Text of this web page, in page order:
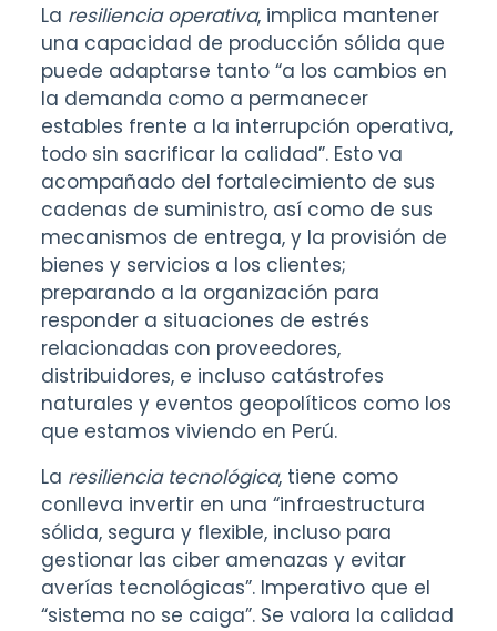
La resiliencia operativa, implica mantener
una capacidad de producción sólida que
puede adaptarse tanto “a los cambios en
la demanda como a permanecer
estables frente a la interrupción operativa,
todo sin sacrificar la calidad”. Esto va
acompañado del fortalecimiento de sus
cadenas de suministro, así como de sus
mecanismos de entrega, y la provisión de
bienes y servicios a los clientes;
preparando a la organización para
responder a situaciones de estrés
relacionadas con proveedores,
distribuidores, e incluso catástrofes
naturales y eventos geopolíticos como los
que estamos viviendo en Perú.
La resiliencia tecnológica, tiene como
conlleva invertir en una “infraestructura
sólida, segura y flexible, incluso para
gestionar las ciber amenazas y evitar
averías tecnológicas”. Imperativo que el
“sistema no se caiga”. Se valora la calidad